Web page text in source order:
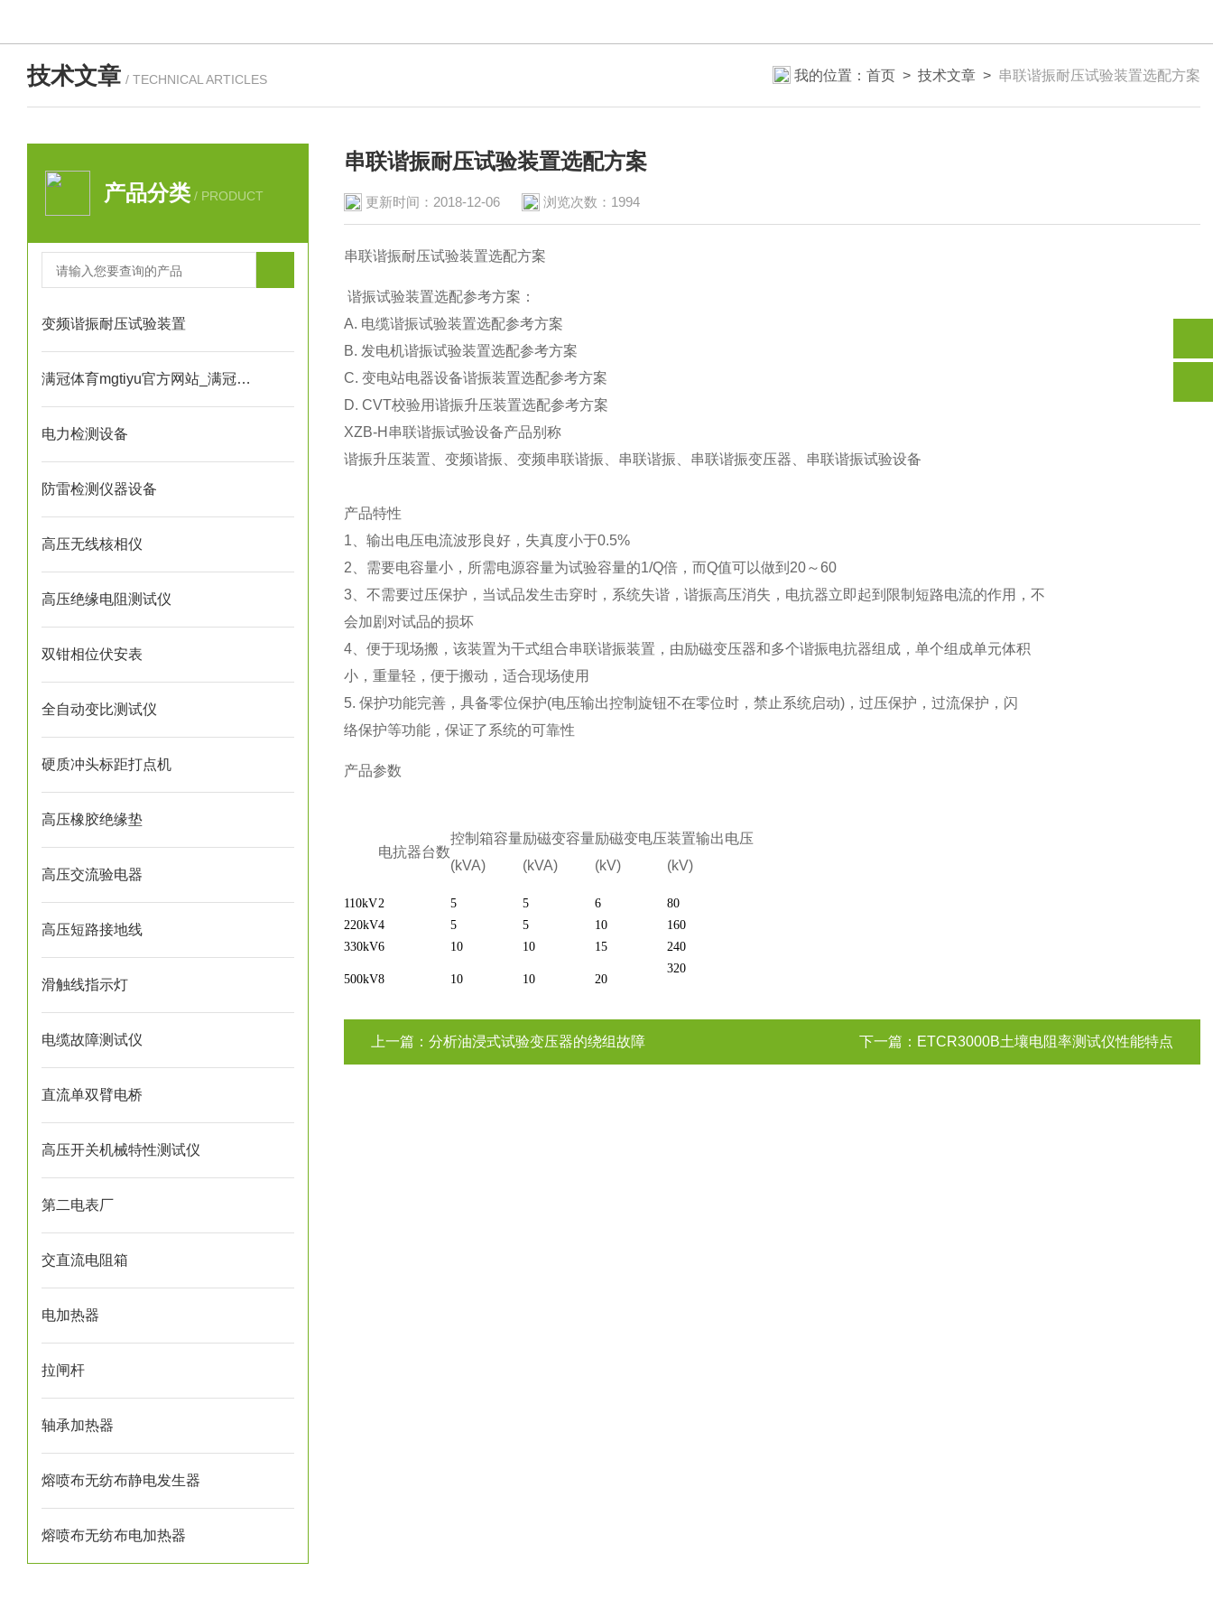
技术文章 / TECHNICAL ARTICLES 我的位置： 首页 > 技术文章 > 串联谐振耐压试验装置选配方案
产品分类 / PRODUCT
变频谐振耐压试验装置
满冠体育mgtiyu官方网站_满冠（中国）
电力检测设备
防雷检测仪器设备
高压无线核相仪
高压绝缘电阻测试仪
双钳相位伏安表
全自动变比测试仪
硬质冲头标距打点机
高压橡胶绝缘垫
高压交流验电器
高压短路接地线
滑触线指示灯
电缆故障测试仪
直流单双臂电桥
高压开关机械特性测试仪
第二电表厂
交直流电阻箱
电加热器
拉闸杆
轴承加热器
熔喷布无纺布静电发生器
熔喷布无纺布电加热器
串联谐振耐压试验装置选配方案
更新时间：2018-12-06 浏览次数：1994
串联谐振耐压试验装置选配方案
谐振试验装置选配参考方案：
A. 电缆谐振试验装置选配参考方案
B. 发电机谐振试验装置选配参考方案
C. 变电站电器设备谐振装置选配参考方案
D. CVT校验用谐振升压装置选配参考方案
XZB-H串联谐振试验设备产品别称
谐振升压装置、变频谐振、变频串联谐振、串联谐振、串联谐振变压器、串联谐振试验设备
产品特性
1、输出电压电流波形良好，失真度小于0.5%
2、需要电容量小，所需电源容量为试验容量的1/Q倍，而Q值可以做到20～60
3、不需要过压保护，当试品发生击穿时，系统失谐，谐振高压消失，电抗器立即起到限制短路电流的作用，不
会加剧对试品的损坏
4、便于现场搬，该装置为干式组合串联谐振装置，由励磁变压器和多个谐振电抗器组成，单个组成单元体积
小，重量轻，便于搬动，适合现场使用
5. 保护功能完善，具备零位保护(电压输出控制旋钮不在零位时，禁止系统启动)，过压保护，过流保护，闪
络保护等功能，保证了系统的可靠性
产品参数
电抗器台数
控制箱容量
(kVA)
励磁变容量
(kVA)
励磁变电压
(kV)
装置输出电压
(kV)
110kV2 5 5 6
80
220kV4 5 5 10
160
330kV6 10 10 15 240
500kV8 10 10 20
320
上一篇： 分析油浸式试验变压器的绕组故障 下一篇： ETCR3000B土壤电阻率测试仪性能特点